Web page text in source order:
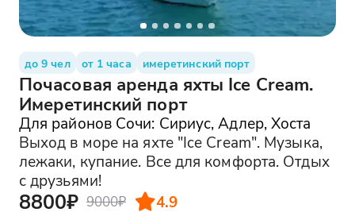
до 9 чел от 1 часа имеретинский порт
Почасовая аренда яхты Ice Cream.
Имеретинский порт
Для районов Сочи: Сириус, Адлер, Хоста
Выход в море на яхте "Ice Cream". Музыка,
лежаки, купание. Все для комфорта. Отдых
с друзьями!
8800₽ 9000₽ 4.9